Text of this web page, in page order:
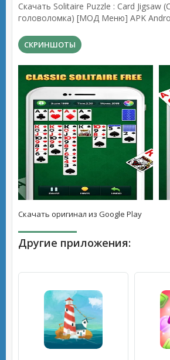
Скачать Solitaire Puzzle : Card Jigsaw
головоломка) [МОД Меню] APK
СКРИНШОТЫ
Скачать оригинал из Google Play
Другие приложения: